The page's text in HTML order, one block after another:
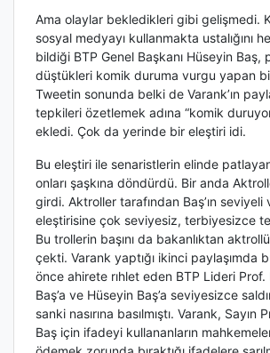
Ama olaylar bekledikleri gibi gelişmedi.
sosyal medyayı kullanmakta ustalığını
bildiği BTP Genel Başkanı Hüseyin Baş,
düştükleri komik duruma vurgu yapan
Tweetin sonunda belki de Varank’ın
tepkileri özetlemek adına “komik
ekledi. Çok da yerinde bir eleştiri idi.
Bu eleştiri ile senaristlerin elinde
onları şaşkına döndürdü. Bir anda
girdi. Aktroller tarafından Baş’ın
eleştirisine çok seviyesiz, terbiyesizce
Bu trollerin başını da bakanlıktan
çekti. Varank yaptığı ikinci paylaşımda
önce ahirete rıhlet eden BTP Lideri Prof.
Baş’a ve Hüseyin Baş’a seviyesizce
sanki nasırına basılmıştı. Varank, Sayın
Baş için ifadeyi kullananların